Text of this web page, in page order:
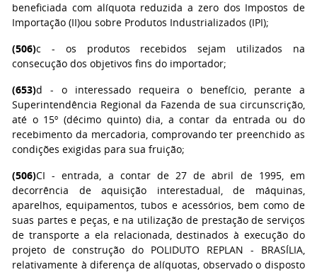
beneficiada com alíquota reduzida a zero dos Impostos de
Importação (II)ou sobre Produtos Industrializados (IPI);
(506)c - os produtos recebidos sejam utilizados na
consecução dos objetivos fins do importador;
(653)d - o interessado requeira o benefício, perante a
Superintendência Regional da Fazenda de sua circunscrição,
até o 15º (décimo quinto) dia, a contar da entrada ou do
recebimento da mercadoria, comprovando ter preenchido as
condições exigidas para sua fruição;
(506)CI - entrada, a contar de 27 de abril de 1995, em
decorrência de aquisição interestadual, de máquinas,
aparelhos, equipamentos, tubos e acessórios, bem como de
suas partes e peças, e na utilização de prestação de serviços
de transporte a ela relacionada, destinados à execução do
projeto de construção do POLIDUTO REPLAN - BRASÍLIA,
relativamente à diferença de alíquotas, observado o disposto